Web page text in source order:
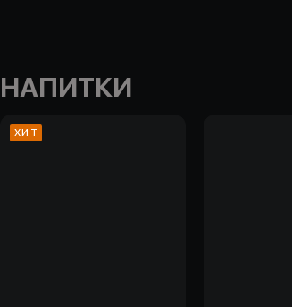
НАПИТКИ
ХИТ